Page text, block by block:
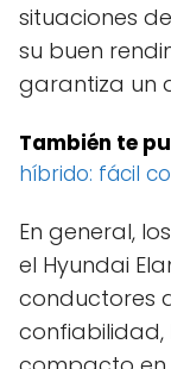
situaciones
su buen
garantiza un
También te
híbrido: fácil
En general,
el Hyundai
conductores
confiabilidad,